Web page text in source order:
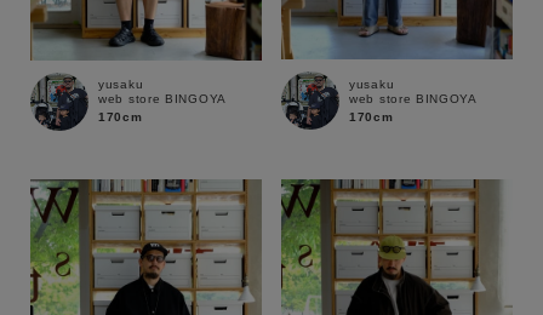
yusaku
web store BINGOYA
170cm
yusaku
web store BINGOYA
170cm